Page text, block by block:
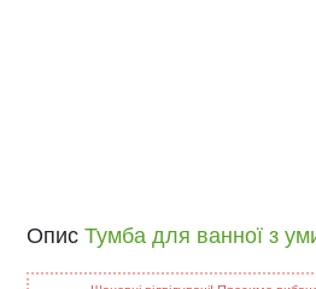
Опис Тумба для ванної з